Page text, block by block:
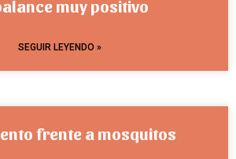
muy positivo
SEGUIR LEYENDO »
frente a mosquitos